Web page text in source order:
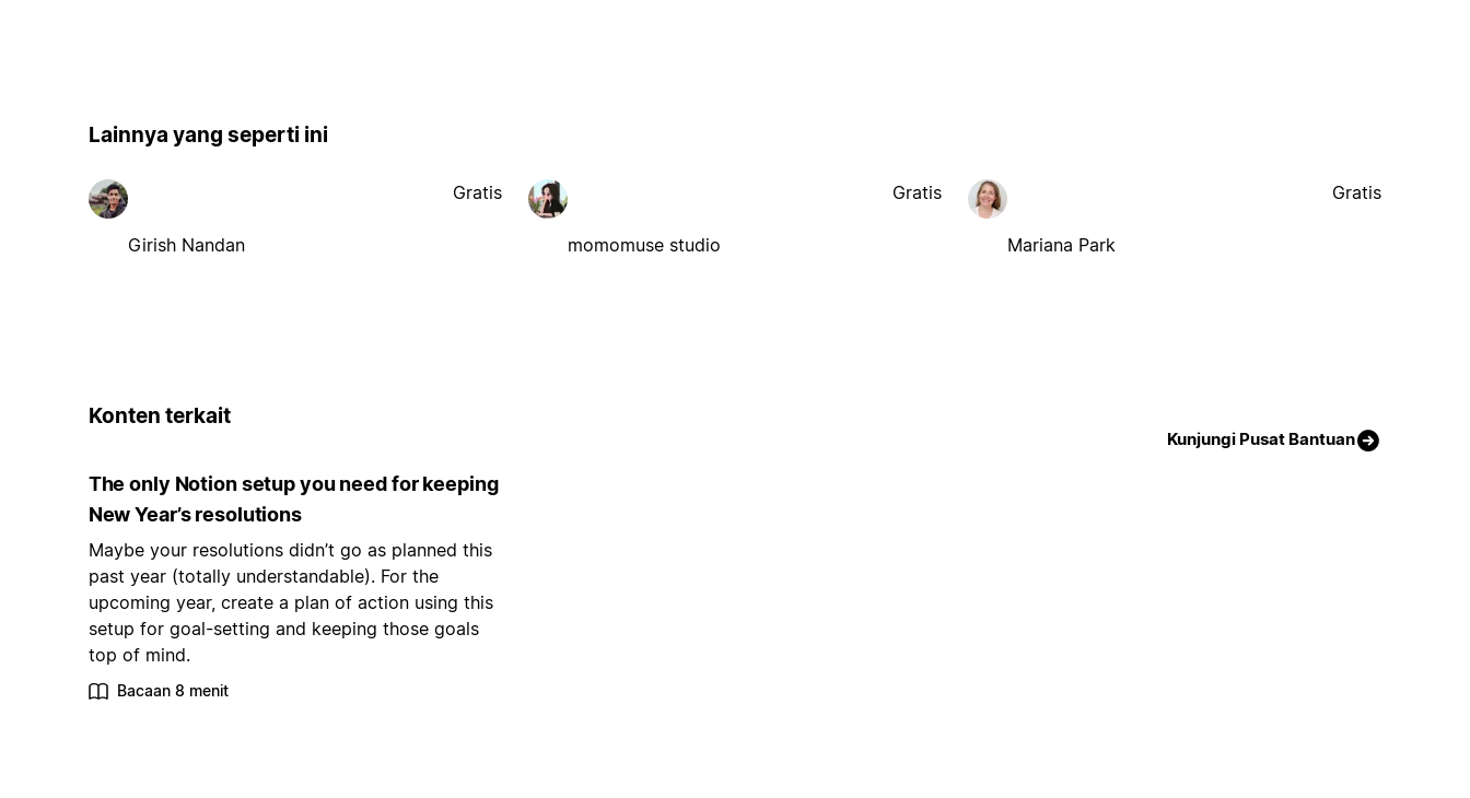
Lainnya yang seperti ini
Girish Nandan
Gratis
momomuse studio
Gratis
Mariana Park
Gratis
Konten terkait
Kunjungi Pusat Bantuan
The only Notion setup you need for keeping
New Year’s resolutions
Maybe your resolutions didn’t go as planned this
past year (totally understandable). For the
upcoming year, create a plan of action using this
setup for goal-setting and keeping those goals
top of mind.
Bacaan 8 menit